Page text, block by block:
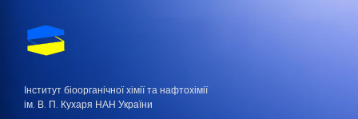
Інститут біоорганічної хімії та нафтохімії
ім. В. П. Кухаря НАН України